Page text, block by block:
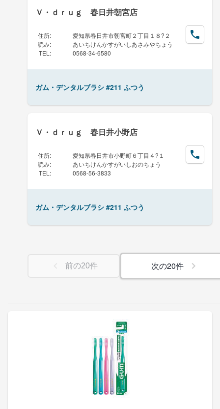
Ｖ・ｄｒｕｇ 春日井朝宮店
住所:
愛知県春日井市朝宮町２丁目１８?２
読み:
あいちけんかすがいしあさみやちょう
TEL : 0568-34-6580
ガム・デンタルブラシ #211 ふつう
Ｖ・ｄｒｕｇ 春日井小野店
住所:
愛知県春日井市小野町６丁目４?１
読み:
あいちけんかすがいしおのちょう
TEL : 0568-56-3833
ガム・デンタルブラシ #211 ふつう
前の20件 次の20件